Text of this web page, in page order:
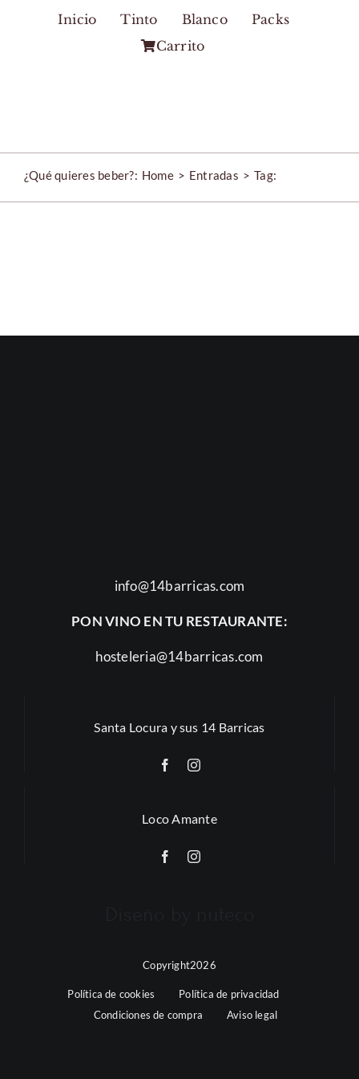
Inicio Tinto Blanco
Packs
Carrito
¿Qué quieres beber?: Home Entradas Tag:
info@14barricas.com
PON VINO EN TU RESTAURANTE:
hosteleria@14barricas.com
Santa Locura y sus 14 Barricas
Loco Amante
Copyright2026
Política de cookies
Política de privacidad
Condiciones de compra
Aviso legal